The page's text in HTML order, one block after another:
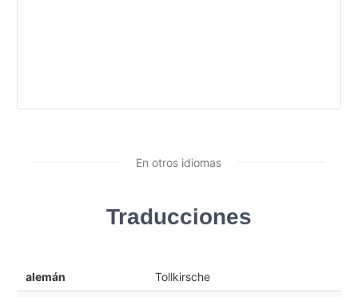
En otros idiomas
Traducciones
alemán Tollkirsche